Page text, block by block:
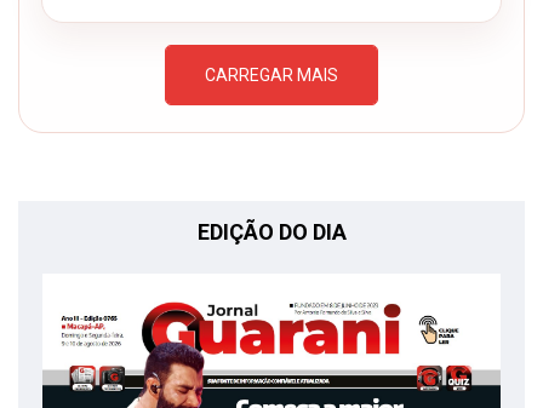
CARREGAR MAIS
EDIÇÃO DO DIA